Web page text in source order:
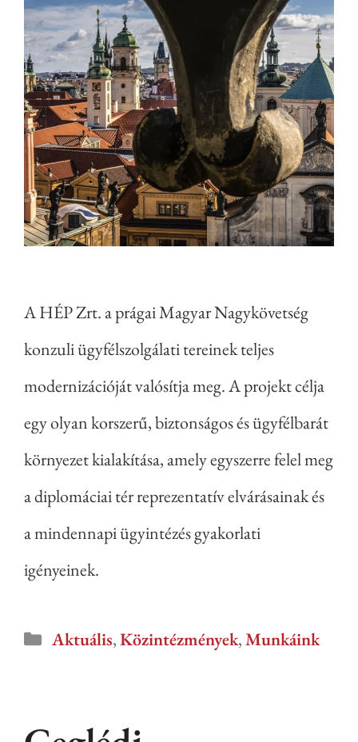
A HÉP Zrt. a prágai Magyar Nagykövetség
konzuli ügyfélszolgálati tereinek teljes
modernizációját valósítja meg. A projekt célja
egy olyan korszerű, biztonságos és ügyfélbarát
környezet kialakítása, amely egyszerre felel meg
a diplomáciai tér reprezentatív elvárásainak és
a mindennapi ügyintézés gyakorlati
igényeinek.
Aktuális,Közintézmények,Munkáink